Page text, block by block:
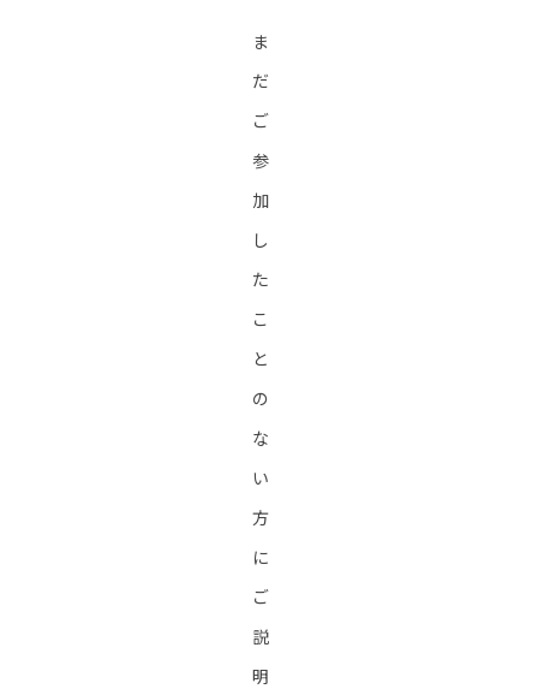
ま
だ
ご
参
加
し
た
こ
と
の
な
い
方
に
ご
説
明